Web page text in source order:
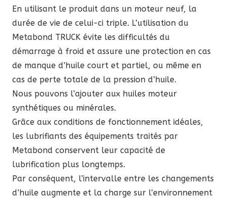
En utilisant le produit dans un moteur neuf, la
durée de vie de celui-ci triple. L’utilisation du
Metabond TRUCK évite les difficultés du
démarrage à froid et assure une protection en cas
de manque d’huile court et partiel, ou même en
cas de perte totale de la pression d’huile.
Nous pouvons l’ajouter aux huiles moteur
synthétiques ou minérales.
Grâce aux conditions de fonctionnement idéales,
les lubrifiants des équipements traités par
Metabond conservent leur capacité de
lubrification plus longtemps.
Par conséquent, l’intervalle entre les changements
d’huile augmente et la charge sur l’environnement